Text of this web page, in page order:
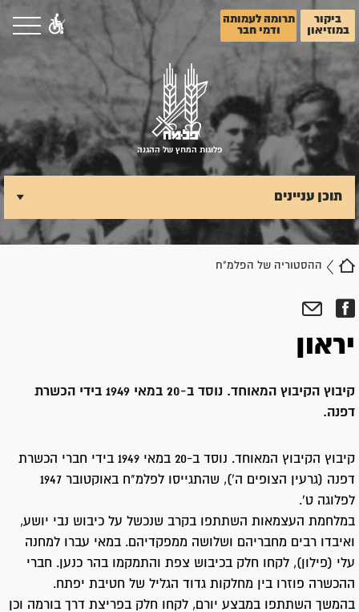
ביקור
במוזיאון
תרומה לעמותה
ודמי חבר
פלוגות המחץ של ההגנה
ההסטוריה של הפלמ"ח
תוכן עניינים
יראון
קיבוץ הקיבוץ המאוחד. נוסד ב-20 במאי 1949 בידי הכשרת
דפנה.
קיבוץ הקיבוץ המאוחד. נוסד ב-20 במאי 1949 בידי חברי הכשרת
דפנה (גרעין הצופים ה'), שהתגייסו לפלמ"ח באוקטובר 1947
לפלוגה ט'.
במלחמת העצמאות השתתפו בקרב שנכשל על כיבוש נבי יושע,
ואיבדו רבים מחבריהם ושלושה ממפקדיהם. במאי עברו למחנה
עלי (פילון), לקחו חלק בכיבוש צפת והתמקמו בהר כנען. חברי
ההכשרה פוזרו בין מחלקות גדוד הגליל של חטיבת יפתח.
בהמשך השתתפו במבצע יורם, לקחו חלק בפריצת דרך בורמה וכן